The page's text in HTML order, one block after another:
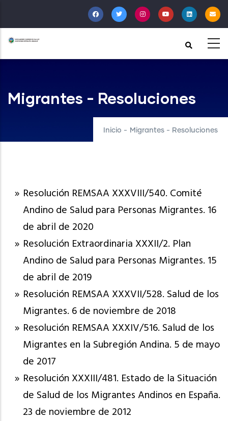
al
contenido
principal
Migrantes - Resoluciones
Inicio - Migrantes - Resoluciones
Resolución REMSAA XXXVIII/540. Comité
Andino de Salud para Personas Migrantes. 16
de abril de 2020
Resolución Extraordinaria XXXII/2. Plan
Andino de Salud para Personas Migrantes. 15
de abril de 2019
Resolución REMSAA XXXVII/528. Salud de los
Migrantes. 6 de noviembre de 2018
Resolución REMSAA XXXIV/516. Salud de los
Migrantes en la Subregión Andina. 5 de mayo
de 2017
Resolución XXXIII/481. Estado de la Situación
de Salud de los Migrantes Andinos en España.
23 de noviembre de 2012